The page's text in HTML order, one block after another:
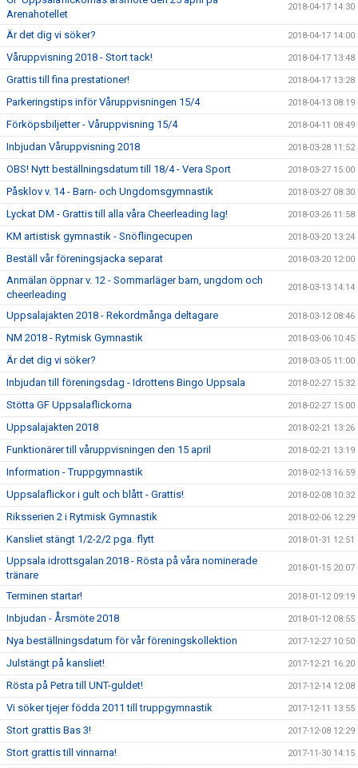
Arenahotellet
2018-04-17 14:30
Är det dig vi söker? 2018-04-17 14:00
Våruppvisning 2018 - Stort tack! 2018-04-17 13:48
Grattis till fina prestationer! 2018-04-17 13:28
Parkeringstips inför Våruppvisningen 15/4 2018-04-13 08:19
Förköpsbiljetter - Våruppvisning 15/4 2018-04-11 08:49
Inbjudan Våruppvisning 2018 2018-03-28 11:52
OBS! Nytt beställningsdatum till 18/4 - Vera Sport 2018-03-27 15:00
Påsklov v. 14 - Barn- och Ungdomsgymnastik 2018-03-27 08:30
Lyckat DM - Grattis till alla våra Cheerleading lag! 2018-03-26 11:58
KM artistisk gymnastik - Snöflingecupen 2018-03-20 13:24
Beställ vår föreningsjacka separat 2018-03-20 12:00
Anmälan öppnar v. 12 - Sommarläger barn, ungdom och
cheerleading
2018-03-13 14:14
Uppsalajakten 2018 - Rekordmånga deltagare 2018-03-12 08:46
NM 2018 - Rytmisk Gymnastik 2018-03-06 10:45
Är det dig vi söker? 2018-03-05 11:00
Inbjudan till föreningsdag - Idrottens Bingo Uppsala 2018-02-27 15:32
Stötta GF Uppsalaflickorna 2018-02-27 15:00
Uppsalajakten 2018 2018-02-21 13:26
Funktionärer till våruppvisningen den 15 april 2018-02-21 13:19
Information - Truppgymnastik 2018-02-13 16:59
Uppsalaflickor i gult och blått - Grattis! 2018-02-08 10:32
Riksserien 2 i Rytmisk Gymnastik 2018-02-06 12:29
Kansliet stängt 1/2-2/2 pga. flytt 2018-01-31 12:51
Uppsala idrottsgalan 2018 - Rösta på våra nominerade
tränare
2018-01-15 20:07
Terminen startar! 2018-01-12 09:19
Inbjudan - Årsmöte 2018 2018-01-12 08:55
Nya beställningsdatum för vår föreningskollektion 2017-12-27 10:50
Julstängt på kansliet! 2017-12-21 16:20
Rösta på Petra till UNT-guldet! 2017-12-14 12:08
Vi söker tjejer födda 2011 till truppgymnastik 2017-12-11 13:55
Stort grattis Bas 3! 2017-12-08 12:29
Stort grattis till vinnarna! 2017-11-30 14:15